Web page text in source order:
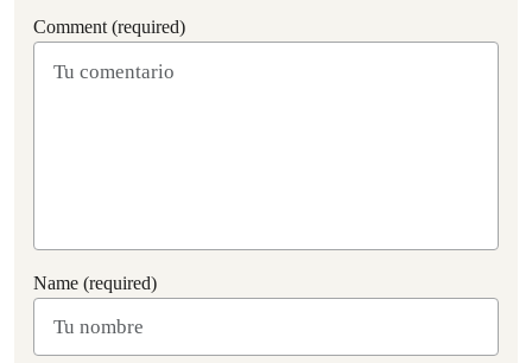
Comment (required)
Name (required)